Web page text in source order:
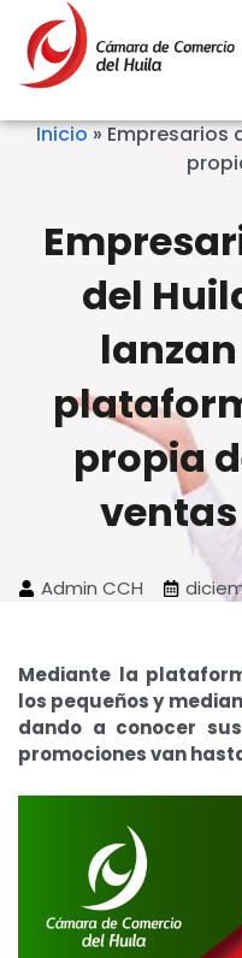
Inicio»Empresarios
del
lanzan
propia
ventas
Admin CCH
Mediante la
los pequeños y
dando a conocer
promociones van